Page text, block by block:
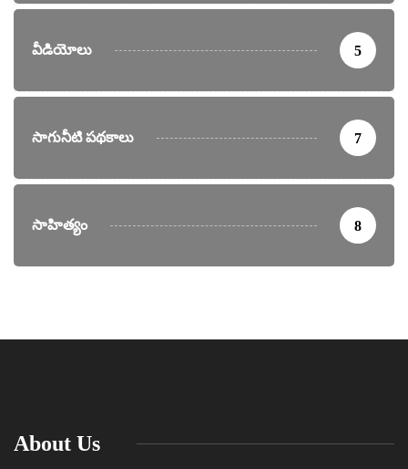
వీడియోలు 5
సాగునీటి పథకాలు 7
సాహిత్యం 8
About Us